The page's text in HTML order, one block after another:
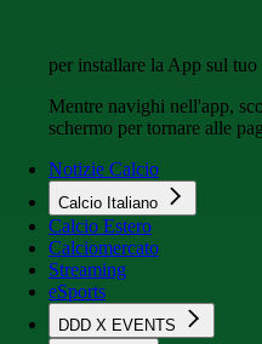
per installare la App sul tuo
Mentre navighi nell'app,
schermo per tornare alle
Notizie Calcio
Calcio Italiano
Calcio Estero
Calciomercato
Streaming
eSports
DDD X EVENTS